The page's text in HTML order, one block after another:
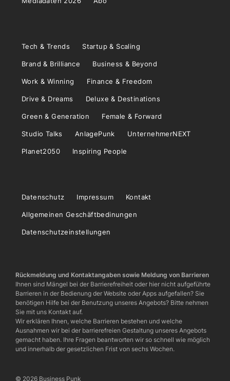
Tech & Trends Startup & Scaling
Brand & Brilliance Business & Beyond
Work & Winning Finance & Freedom
Drive & Dreams Deluxe & Destinations
Green & Generation Female & Forward
Studio Talks AnlagePunk UnternehmerNEXT
Planet2050 Inspiring People
Datenschutz Impressum Kontakt
Allgemeinen Geschäftbedinungen
Datenschutzeinstellungen
Rückmeldung und Kontaktangaben sowie Meldung von Barrieren
Ihnen sind Mängel bei der Barrierefreiheit oder hier nicht aufgeführte
Barrieren in der Bedienung der Website oder Apps aufgefallen? Sie
benötigen Hilfe bei der Benutzung unseres Angebots? Bitte nehmen
Sie mit uns Kontakt auf.
Wir erklären Ihnen, welche Barrieren bestehen und welche
Ausnahmen wir bei der barrierefreien Gestaltung unseres Angebots
gemacht haben. Ihre Fragen beantworten wir so schnell wie möglich
und innerhalb der gesetzlichen Frist von sechs Wochen.
© 2026 Business Punk